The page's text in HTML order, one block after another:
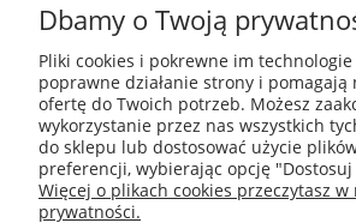
Płatności i dostawa
Informacje
O nas
Dbamy o Twoją
Pliki cookies i pokrewne im
poprawne działanie strony i pomagają
ofertę do Twoich potrzeb. Możesz
wykorzystanie przez nas wszystkich
do sklepu lub dostosować użycie
preferencji, wybierając opcję "Dostosuj
Więcej o plikach cookies przeczytasz w
prywatności.